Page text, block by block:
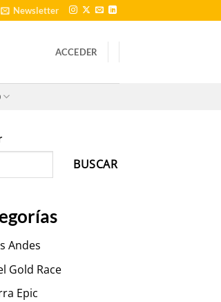
Newsletter
ACCEDER
BUSCAR
Andes
Gold Race
Epic